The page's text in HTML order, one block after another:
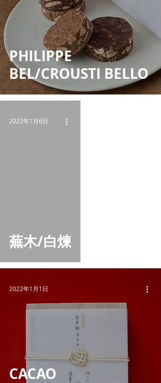
PHILIPPE
BEL/CROUSTI BELLO
蕪木/白煉
2022年1月6日
CACAO
2022年1月1日